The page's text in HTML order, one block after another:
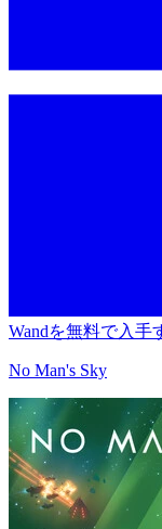
Wandを無料で入手
No Man's Sky